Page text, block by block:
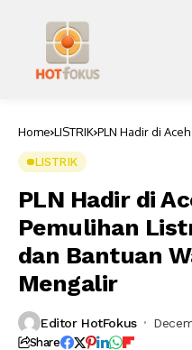
Home LISTRIK PLN Hadir di
LISTRIK
PLN Hadir di
Pemulihan
dan Bantuan
Mengalir
Editor HotFokus
Share